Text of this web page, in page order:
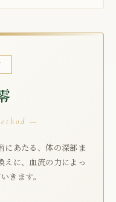
—
にあたる、体の深部ま
えに、血流の力によっ
きます。